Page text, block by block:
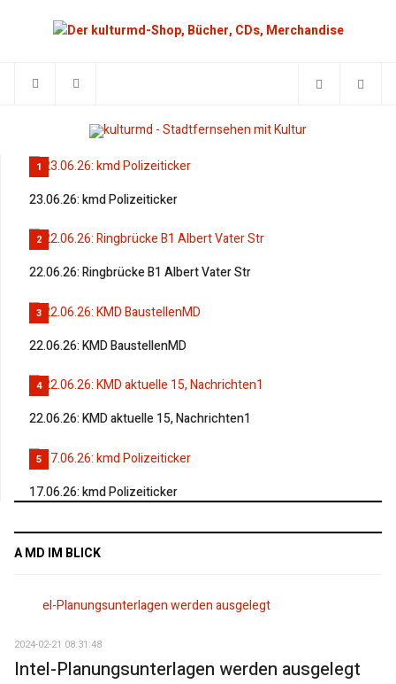
1
23.06.26: kmd Polizeiticker
2
22.06.26: Ringbrücke B1 Albert Vater Str
3
22.06.26: KMD BaustellenMD
4
22.06.26: KMD aktuelle 15, Nachrichten1
5
17.06.26: kmd Polizeiticker
A MD IM BLICK
2024-02-21 08:31:48
Intel-Planungsunterlagen werden ausgelegt